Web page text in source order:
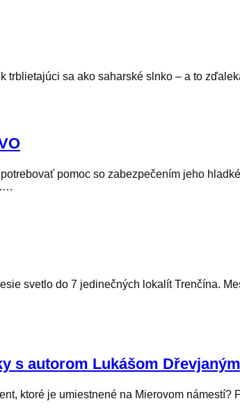
trblietajúci sa ako saharské slnko – a to
pomoc so zabezpečením jeho
svetlo do 7 jedinečných lokalít Trenčína.
s autorom Lukášom Dřevjaným
ktoré je umiestnené na Mierovom